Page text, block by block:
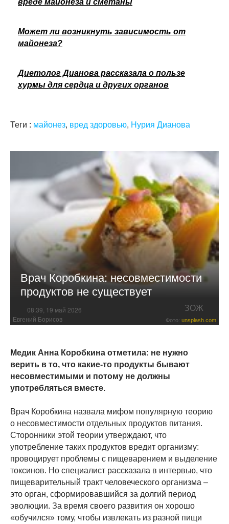
вреде майонеза и сметаны
Может ли возникнуть зависимость от
майонеза?
Диетолог Дианова рассказала о пользе
хурмы для сердца и других органов
Теги : майонез, вред здоровью, Нурия Дианова
Врач Коробкина: несовместимости
продуктов не существует
08:39, 19 май 2026 ЗОЖ
Евгений Борисов Фото: unsplash.com
Медик Анна Коробкина отметила: не нужно
верить в то, что какие-то продукты бывают
несовместимыми и потому не должны
употребляться вместе.
Врач Коробкина назвала мифом популярную теорию
о несовместимости отдельных продуктов питания.
Сторонники этой теории утверждают, что
употребление таких продуктов вредит организму:
провоцирует проблемы с пищеварением и выделение
токсинов. Но специалист рассказала в интервью, что
пищеварительный тракт человеческого организма –
это орган, сформировавшийся за долгий период
эволюции. За время своего развития он хорошо
«обучился» тому, чтобы извлекать из разной пищи